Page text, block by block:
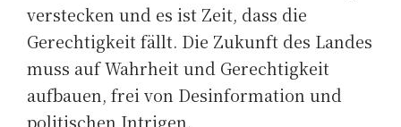
verstecken und es ist Zeit, dass die
Gerechtigkeit fällt. Die Zukunft des Landes
muss auf Wahrheit und Gerechtigkeit
aufbauen, frei von Desinformation und
politischen Intrigen.